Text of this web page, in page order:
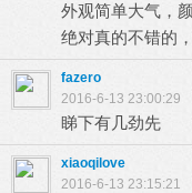
外观简单大气，
绝对真的不错的
fazero
2016-6-13 23:00:29
睇下有几劲先
xiaoqilove
2016-6-13 23:15:21